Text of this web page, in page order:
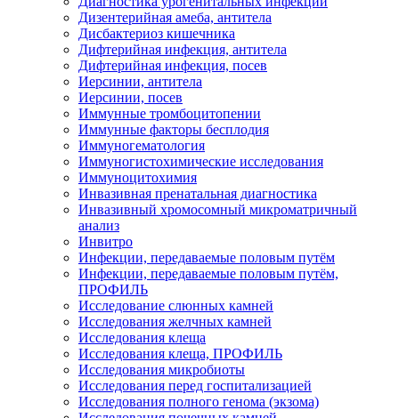
Дизентерийная амеба, антитела
Дисбактериоз кишечника
Дифтерийная инфекция, антитела
Дифтерийная инфекция, посев
Иерсинии, антитела
Иерсинии, посев
Иммунные тромбоцитопении
Иммунные факторы бесплодия
Иммуногематология
Иммуногистохимические исследования
Иммуноцитохимия
Инвазивная пренатальная диагностика
Инвазивный хромосомный микроматричный
анализ
Инвитро
Инфекции, передаваемые половым путём
Инфекции, передаваемые половым путём,
ПРОФИЛЬ
Исследование слюнных камней
Исследования желчных камней
Исследования клеща
Исследования клеща, ПРОФИЛЬ
Исследования микробиоты
Исследования перед госпитализацией
Исследования полного генома (экзома)